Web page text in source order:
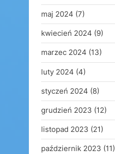
maj 2024 (7)
kwiecień 2024 (9)
marzec 2024 (13)
luty 2024 (4)
styczeń 2024 (8)
grudzień 2023 (12)
listopad 2023 (21)
październik 2023 (11)